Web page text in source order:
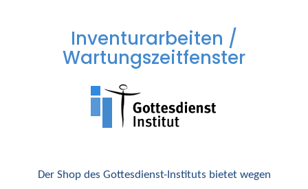
Inventurarbeiten /
Wartungszeitfenster
Der Shop des Gottesdienst-Instituts bietet wegen